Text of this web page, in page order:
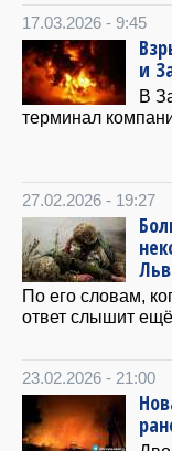
17.03.2026 - 9:45
и
В
терминал
27.02.2026 - 19:27
По его словам,
ответ слышит
23.02.2026 - 21:00